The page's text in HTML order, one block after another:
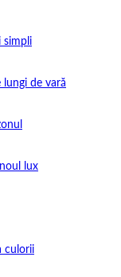
simpli
lungi de vară
lux
culorii